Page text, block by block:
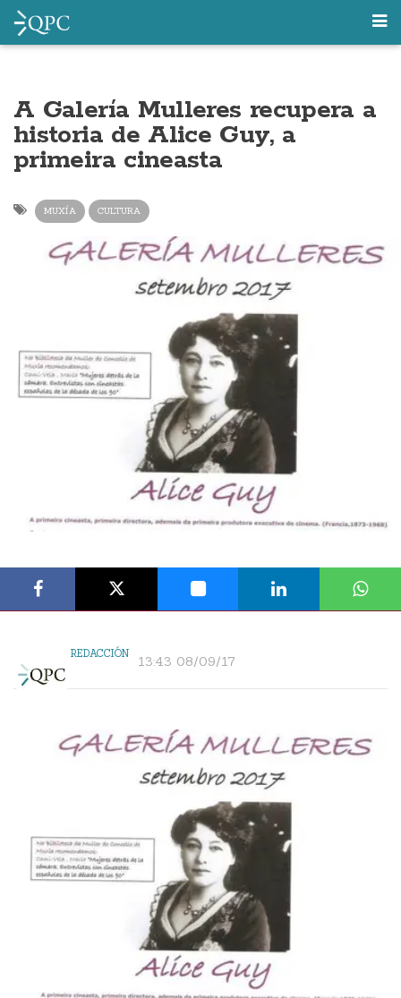
A Galería Mulleres recupera a
historia de Alice Guy, a
primeira cineasta
MUXÍA CULTURA
REDACCIÓN 13:43 08/09/17